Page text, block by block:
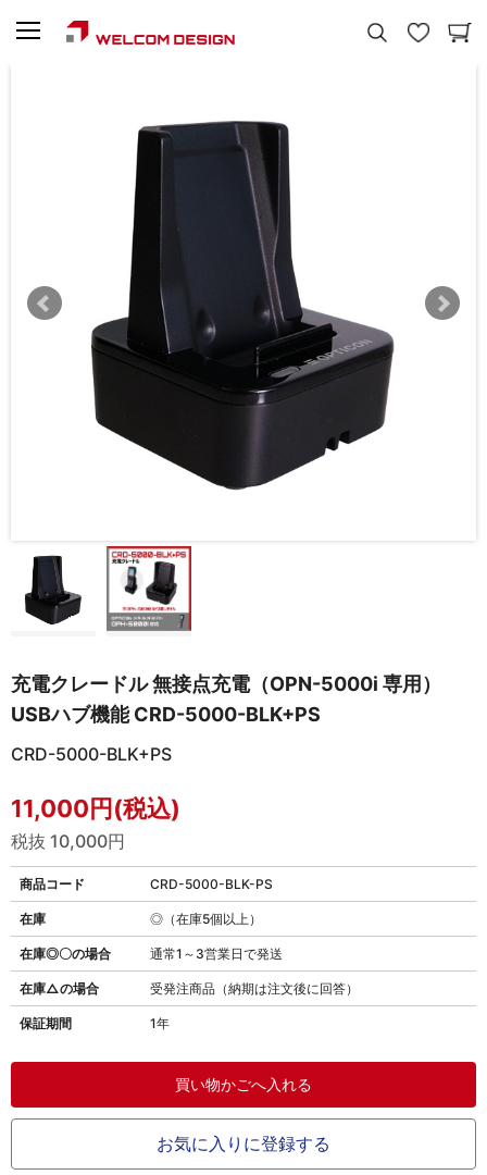
充電クレードル 無接点充電（OPN-5000i 専用）
USBハブ機能 CRD-5000-BLK+PS
CRD-5000-BLK+PS
11,000円(税込)
税抜 10,000円
商品コード CRD-5000-BLK-PS
在庫◎〇の場合 通常1～3営業日で発送
在庫△の場合 受発注商品（納期は注文後に回答）
保証期間 1年
在庫 ◎（在庫5個以上）
お気に入りに登録する